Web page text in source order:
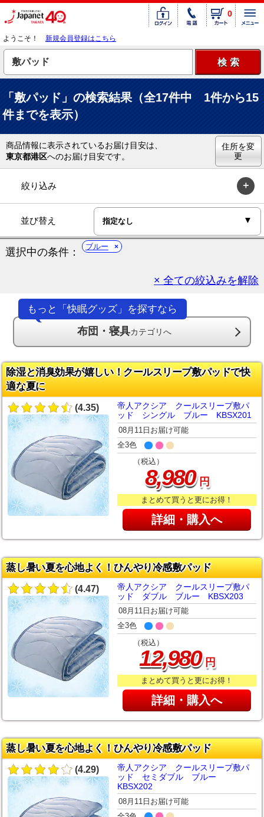
0
ようこそ！ 新規会員登録はこちら
「敷パッド」の検索結果（全17件中 1件から15
件までを表示）
商品情報に表示されているお届け目安は、
東京都港区へのお届け目安です。
住所を変
更
絞り込み
並び替え
選択中の条件： ブルー
× 全ての絞込みを解除
もっと「快眠グッズ」を探すなら
布団・寝具カテゴリへ
除湿と消臭効果が嬉しい！クールスリープ敷パッドで快
適な夏に
(4.35)
帝人アクシア クールスリープ敷パ
ッド シングル ブルー KBSX201
08月11日お届け可能
全3色
（税込）
8,980円
まとめて買うと更にお得！
詳細・購入へ
蒸し暑い夏を心地よく！ひんやり冷感敷パッド
(4.47)
帝人アクシア クールスリープ敷パ
ッド ダブル ブルー KBSX203
08月11日お届け可能
全3色
（税込）
12,980円
まとめて買うと更にお得！
詳細・購入へ
蒸し暑い夏を心地よく！ひんやり冷感敷パッド
(4.29)
帝人アクシア クールスリープ敷パ
ッド セミダブル ブルー
KBSX202
08月11日お届け可能